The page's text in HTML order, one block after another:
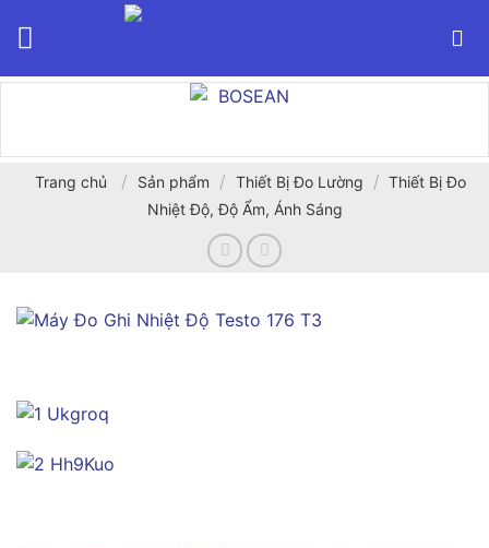
Trang chủ / Sản phẩm / Thiết Bị Đo Lường / Thiết Bị Đo
Nhiệt Độ, Độ Ẩm, Ánh Sáng